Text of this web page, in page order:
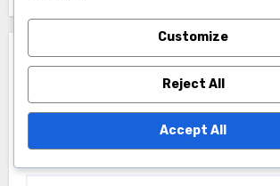
Leave a Reply
Your email address will not be
Customize
Reject All
Accept All